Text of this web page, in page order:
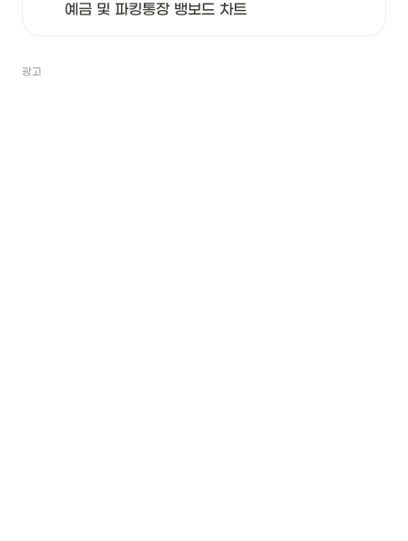
예금 및 파킹통장 뱅보드 차트
광고